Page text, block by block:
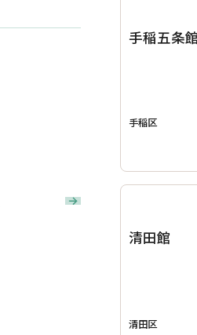
手稲五条
手稲区
清田館
清田区